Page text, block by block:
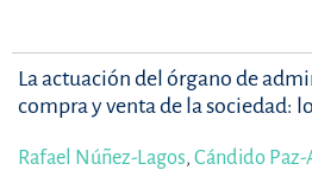
La actuación del órgano de
compra y venta de la sociedad:
Rafael Núñez-Lagos, Cándido Paz-